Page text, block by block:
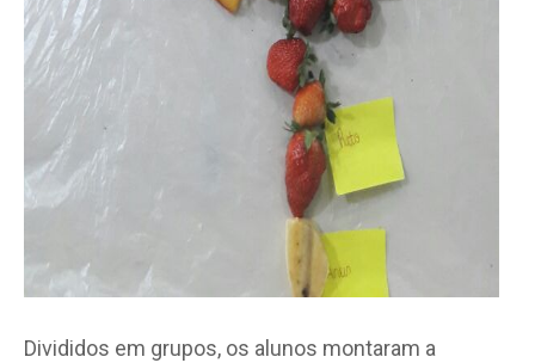
Divididos em grupos, os alunos montaram a